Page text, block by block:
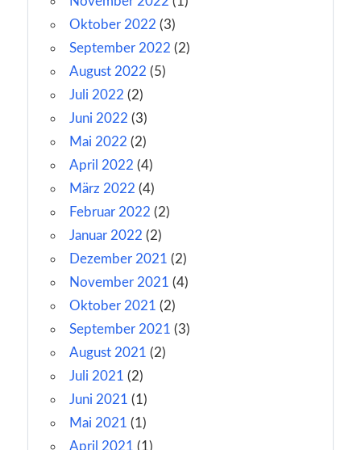
Oktober 2022 (3)
September 2022 (2)
August 2022 (5)
Juli 2022 (2)
Juni 2022 (3)
Mai 2022 (2)
April 2022 (4)
März 2022 (4)
Februar 2022 (2)
Januar 2022 (2)
Dezember 2021 (2)
November 2021 (4)
Oktober 2021 (2)
September 2021 (3)
August 2021 (2)
Juli 2021 (2)
Juni 2021 (1)
Mai 2021 (1)
April 2021 (1)